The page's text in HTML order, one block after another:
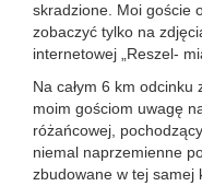
skradzione. Moi goście
zobaczyć tylko na
internetowej „Reszel-
Na całym 6 km odcinku
moim gościom uwagę
różańcowej,
niemal naprzemienne
zbudowane w tej samej